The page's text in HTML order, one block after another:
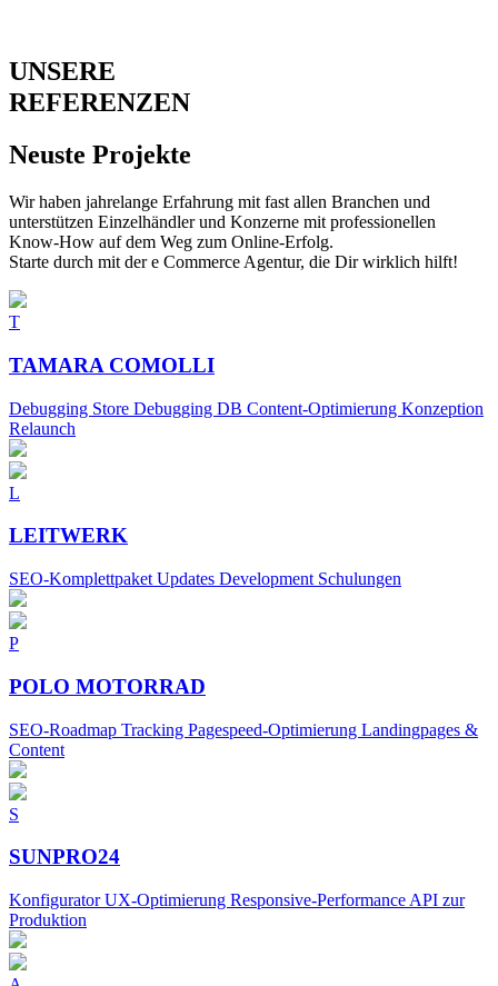
UNSERE
REFERENZEN
Neuste Projekte
Wir haben jahrelange Erfahrung mit fast allen Branchen und
unterstützen Einzelhändler und Konzerne mit professionellen
Know-How auf dem Weg zum Online-Erfolg.
Starte durch mit der e Commerce Agentur, die Dir wirklich hilft!
T
TAMARA COMOLLI
Debugging Store Debugging DB Content-Optimierung Konzeption
Relaunch
L
LEITWERK
SEO-Komplettpaket Updates Development Schulungen
P
POLO MOTORRAD
SEO-Roadmap Tracking Pagespeed-Optimierung Landingpages &
Content
S
SUNPRO24
Konfigurator UX-Optimierung Responsive-Performance API zur
Produktion